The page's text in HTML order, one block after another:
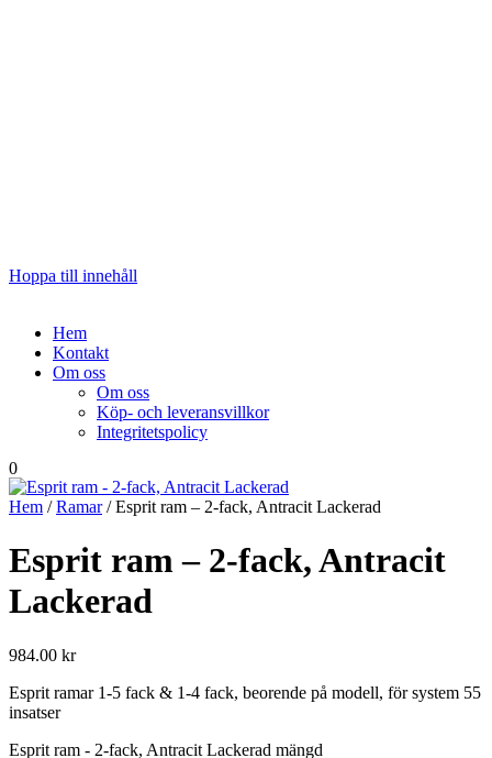
Hoppa till innehåll
Hem
Kontakt
Om oss
Om oss
Köp- och leveransvillkor
Integritetspolicy
0
Hem /Ramar/ Esprit ram – 2-fack, Antracit Lackerad
Esprit ram – 2-fack, Antracit
Lackerad
984.00 kr
Esprit ramar 1-5 fack & 1-4 fack, beorende på modell, för system 55
insatser
Esprit ram - 2-fack, Antracit Lackerad mängd